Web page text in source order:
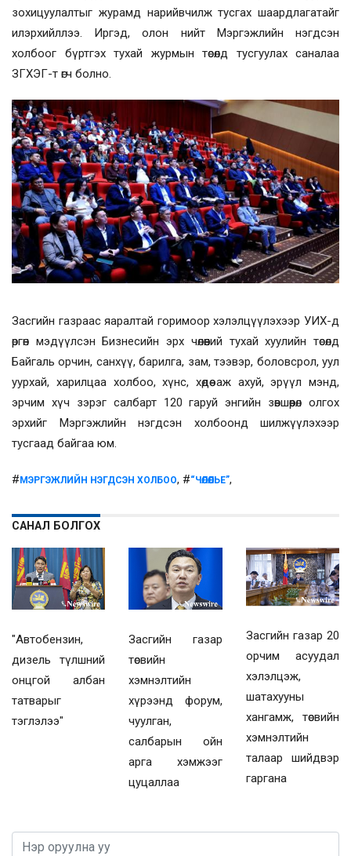
зохицуулалтыг журамд нарийвчилж тусгах шаардлагатайг
илэрхийллээ. Иргэд, олон нийт Мэргэжлийн нэгдсэн
холбоог бүртгэх тухай журмын төсөлд тусгуулах саналаа
ЗГХЭГ-т өгч болно.
Засгийн газраас яаралтай горимоор хэлэлцүүлэхээр УИХ-д
өргөн мэдүүлсэн Бизнесийн эрх чөлөөний тухай хуулийн төсөлд
Байгаль орчин, санхүү, барилга, зам, тээвэр, боловсрол, уул
уурхай, харилцаа холбоо, хүнс, хөдөө аж ахуй, эрүүл мэнд,
эрчим хүч зэрэг салбарт 120 гаруй энгийн зөвшөөрөл олгох
эрхийг Мэргэжлийн нэгдсэн холбоонд шилжүүлэхээр
тусгаад байгаа юм.
#МЭРГЭЖЛИЙН НЭГДСЭН ХОЛБОО, #“ЧӨЛӨӨЛЬЕ”,
САНАЛ БОЛГОХ
"Автобензин,
дизель түлшний
онцгой албан
татварыг
тэглэлээ"
Засгийн газар
төсвийн
хэмнэлтийн
хүрээнд форум,
чуулган,
салбарын ойн
арга хэмжээг
цуцаллаа
Засгийн газар 20
орчим асуудал
хэлэлцэж,
шатахууны
хангамж, төсвийн
хэмнэлтийн
талаар шийдвэр
гаргана